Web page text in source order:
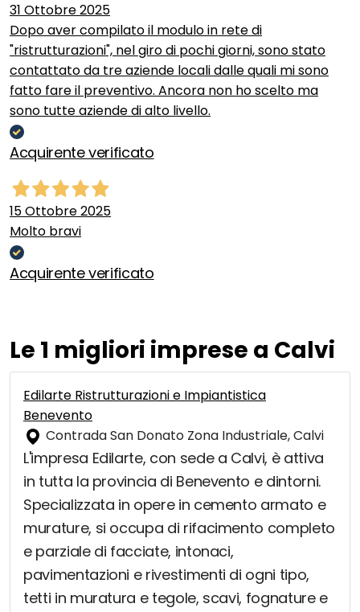
31 Ottobre 2025
Dopo aver compilato il modulo in rete di
"ristrutturazioni", nel giro di pochi giorni, sono stato
contattato da tre aziende locali dalle quali mi sono
fatto fare il preventivo. Ancora non ho scelto ma
sono tutte aziende di alto livello.
Acquirente verificato
15 Ottobre 2025
Molto bravi
Acquirente verificato
Le 1 migliori imprese a Calvi
Edilarte Ristrutturazioni e Impiantistica
Benevento
Contrada San Donato Zona Industriale, Calvi
L'impresa Edilarte, con sede a Calvi, è attiva
in tutta la provincia di Benevento e dintorni.
Specializzata in opere in cemento armato e
murature, si occupa di rifacimento completo
e parziale di facciate, intonaci,
pavimentazioni e rivestimenti di ogni tipo,
tetti in muratura e tegole, scavi, fognature e